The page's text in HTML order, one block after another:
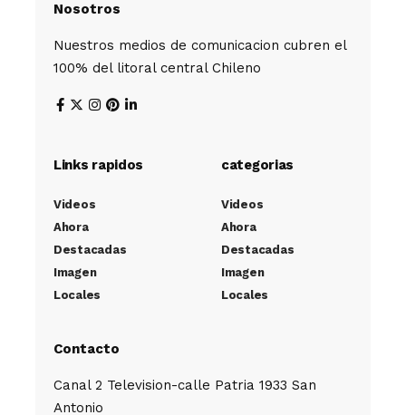
Nosotros
Nuestros medios de comunicacion cubren el
100% del litoral central Chileno
Links rapidos
Videos
Ahora
Destacadas
Imagen
Locales
categorias
Videos
Ahora
Destacadas
Imagen
Locales
Contacto
Canal 2 Television-calle Patria 1933 San
Antonio